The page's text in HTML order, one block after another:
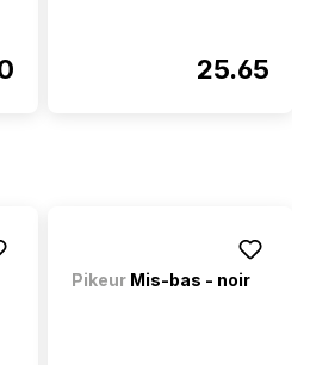
25.65
Pikeur Mis-bas - noir